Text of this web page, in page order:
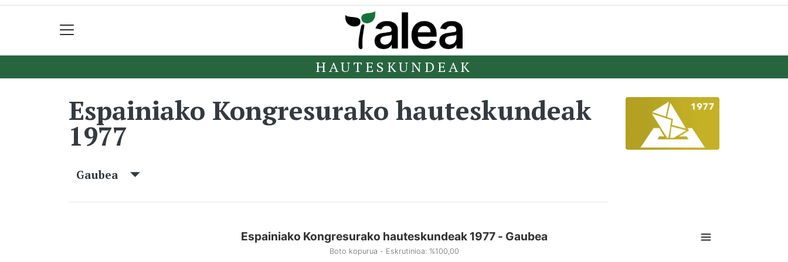
HAUTESKUNDEAK
Espainiako Kongresurako hauteskundeak
1977
Gaubea
Espainiako Kongresurako hauteskundeak 1977 - Gaubea
Boto kopurua - Eskrutinioa: %100,00